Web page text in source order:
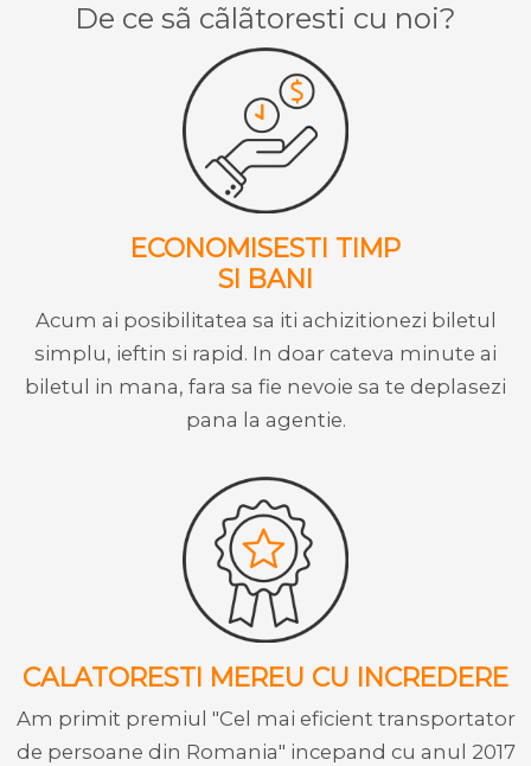
De ce sã cãlãtoresti cu noi?
ECONOMISESTI TIMP
SI BANI
Acum ai posibilitatea sa iti achizitionezi biletul
simplu, ieftin si rapid. In doar cateva minute ai
biletul in mana, fara sa fie nevoie sa te deplasezi
pana la agentie.
CALATORESTI MEREU CU INCREDERE
Am primit premiul "Cel mai eficient transportator
de persoane din Romania" incepand cu anul 2017